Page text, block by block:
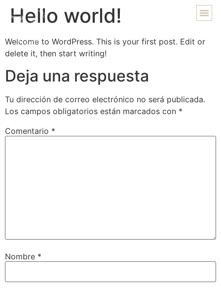
Hello world!
Welcome to WordPress. This is your first post. Edit or
delete it, then start writing!
Deja una respuesta
Tu dirección de correo electrónico no será publicada.
Los campos obligatorios están marcados con *
Comentario *
Nombre *